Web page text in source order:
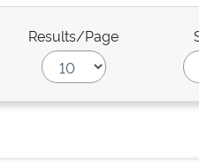
Results/Page